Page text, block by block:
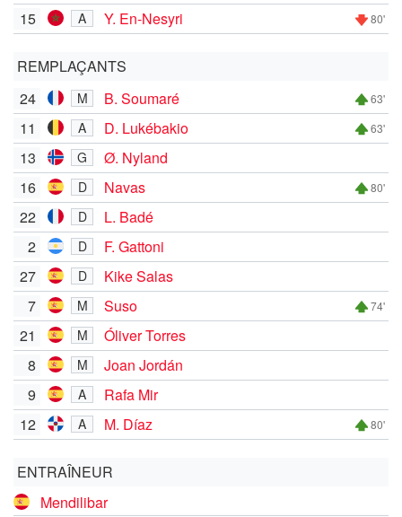
15 A Y. En-Nesyri 80'
REMPLAÇANTS
24
M B. Soumaré 63'
11 A D. Lukébakio 63'
13 G
Ø. Nyland
16
D Navas 80'
22 D
L. Badé
2
D
F. Gattoni
27
D
Kike Salas
7
M Suso 74'
21 M
Óliver Torres
8
M
Joan Jordán
9
A
Rafa Mir
12
A M. Díaz 80'
ENTRAÎNEUR
Mendilibar